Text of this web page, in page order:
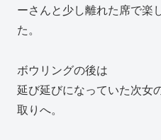
ーさんと少し離れた席で楽
た。
ボウリングの後は
延び延びになっていた次女
取りへ。